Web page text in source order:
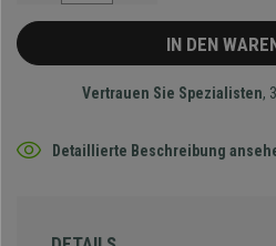
IN DEN
Vertrauen Sie Spezialisten,
Detaillierte Beschreibung